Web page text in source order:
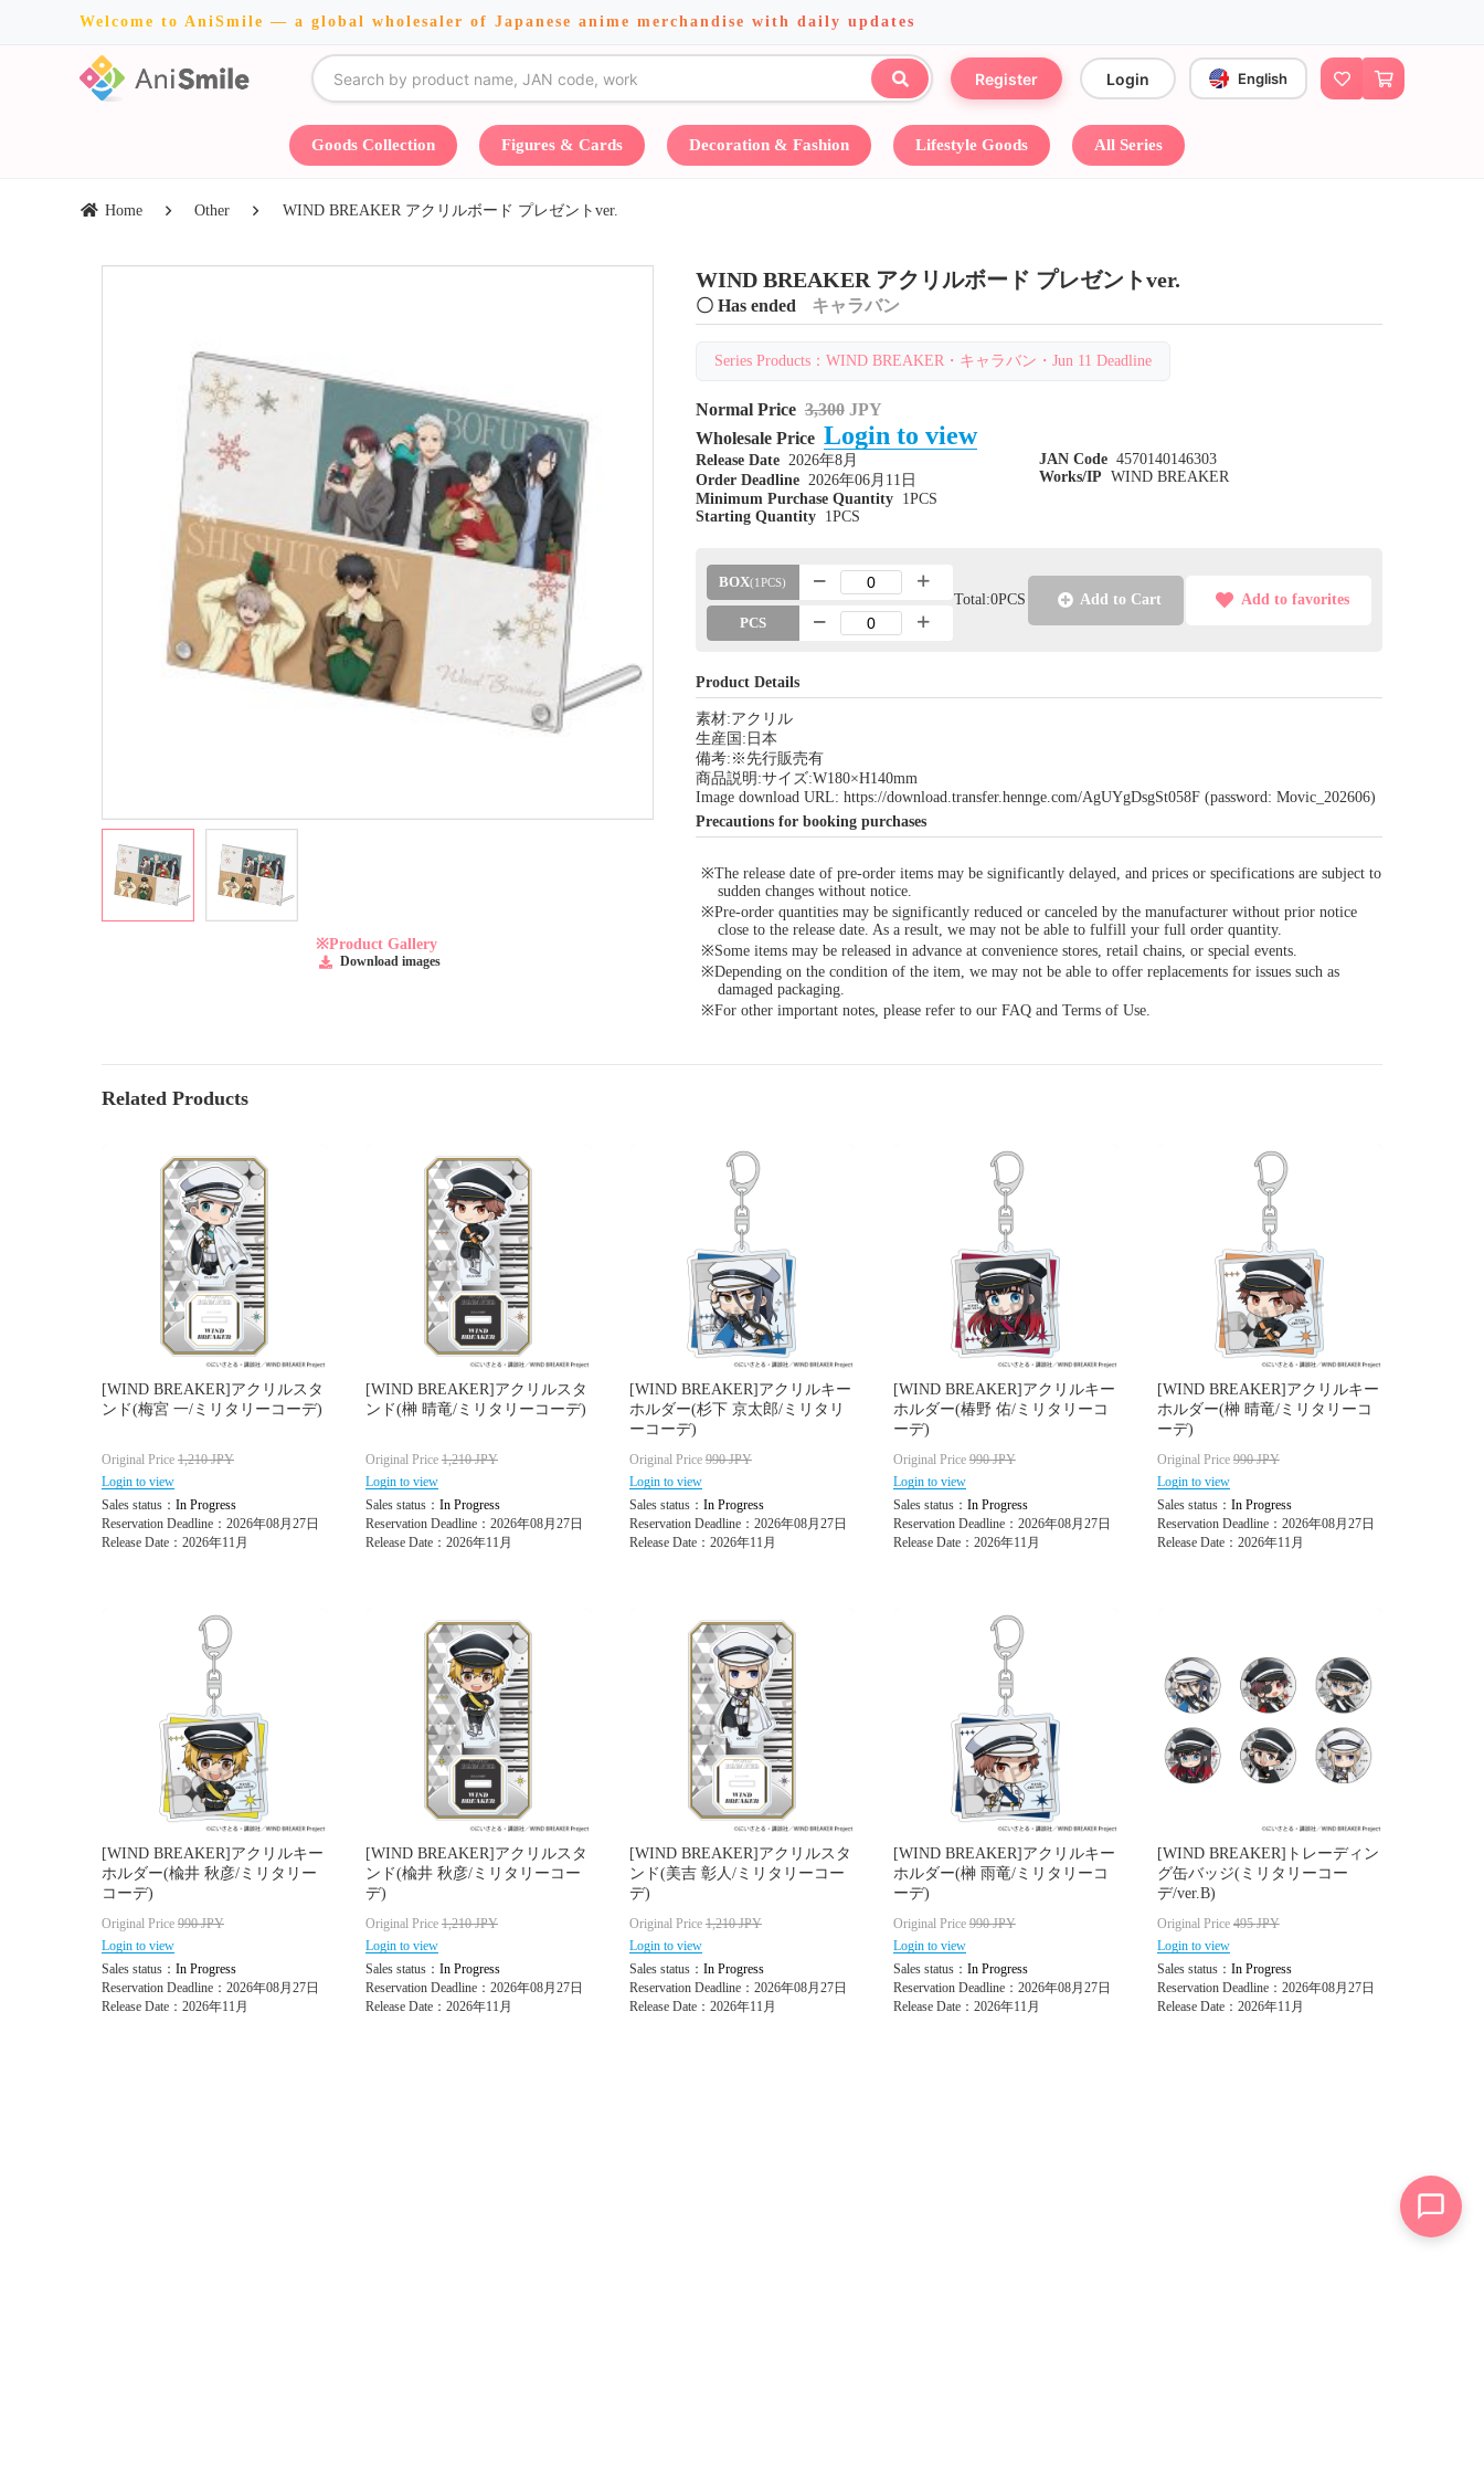
Welcome to AniSmile — a global wholesaler of Japanese anime merchandise with daily updates
Register Login English
Goods Collection Figures & Cards Decoration & Fashion Lifestyle Goods All Series
Home Other WIND BREAKER アクリルボード プレゼントver.
※Product Gallery
Download images
WIND BREAKER アクリルボード プレゼントver.
〇 Has ended キャラバン
Series Products：WIND BREAKER・キャラバン・Jun 11 Deadline
Normal Price 3,300 JPY
Wholesale Price Login to view
Release Date 2026年8月
Order Deadline 2026年06月11日
Minimum Purchase Quantity
1PCS
Starting Quantity
1PCS
JAN Code 4570140146303
Works/IP WIND BREAKER
BOX(1PCS)
PCS
Total:0PCS Add to Cart Add to favorites
Product Details
素材:アクリル
生産国:日本
備考:※先行販売有
商品説明:サイズ:W180×H140mm
Image download URL: https://download.transfer.hennge.com/AgUYgDsgSt058F (password: Movic_202606)
Precautions for booking purchases
※The release date of pre-order items may be significantly delayed, and prices or specifications are subject to
sudden changes without notice.
※Pre-order quantities may be significantly reduced or canceled by the manufacturer without prior notice
close to the release date. As a result, we may not be able to fulfill your full order quantity.
※Some items may be released in advance at convenience stores, retail chains, or special events.
※Depending on the condition of the item, we may not be able to offer replacements for issues such as
damaged packaging.
※For other important notes, please refer to our FAQ and Terms of Use.
Related Products
[WIND BREAKER]アクリルスタ
ンド(梅宮 一/ミリタリーコーデ)
Original Price 1,210JPY
Login to view
Sales status： In Progress
Reservation Deadline：2026年08月27日
Release Date：2026年11月
[WIND BREAKER]アクリルスタ
ンド(榊 晴竜/ミリタリーコーデ)
Original Price 1,210JPY
Login to view
Sales status： In Progress
Reservation Deadline：2026年08月27日
Release Date：2026年11月
[WIND BREAKER]アクリルキー
ホルダー(杉下 京太郎/ミリタリ
ーコーデ)
Original Price 990JPY
Login to view
Sales status： In Progress
Reservation Deadline：2026年08月27日
Release Date：2026年11月
[WIND BREAKER]アクリルキー
ホルダー(椿野 佑/ミリタリーコ
ーデ)
Original Price 990JPY
Login to view
Sales status： In Progress
Reservation Deadline：2026年08月27日
Release Date：2026年11月
[WIND BREAKER]アクリルキー
ホルダー(榊 晴竜/ミリタリーコ
ーデ)
Original Price 990JPY
Login to view
Sales status： In Progress
Reservation Deadline：2026年08月27日
Release Date：2026年11月
[WIND BREAKER]アクリルキー
ホルダー(楡井 秋彦/ミリタリー
コーデ)
Original Price 990JPY
Login to view
Sales status： In Progress
Reservation Deadline：2026年08月27日
Release Date：2026年11月
[WIND BREAKER]アクリルスタ
ンド(楡井 秋彦/ミリタリーコー
デ)
Original Price 1,210JPY
Login to view
Sales status： In Progress
Reservation Deadline：2026年08月27日
Release Date：2026年11月
[WIND BREAKER]アクリルスタ
ンド(美吉 彰人/ミリタリーコー
デ)
Original Price 1,210JPY
Login to view
Sales status： In Progress
Reservation Deadline：2026年08月27日
Release Date：2026年11月
[WIND BREAKER]アクリルキー
ホルダー(榊 雨竜/ミリタリーコ
ーデ)
Original Price 990JPY
Login to view
Sales status： In Progress
Reservation Deadline：2026年08月27日
Release Date：2026年11月
[WIND BREAKER]トレーディン
グ缶バッジ(ミリタリーコー
デ/ver.B)
Original Price 495JPY
Login to view
Sales status： In Progress
Reservation Deadline：2026年08月27日
Release Date：2026年11月